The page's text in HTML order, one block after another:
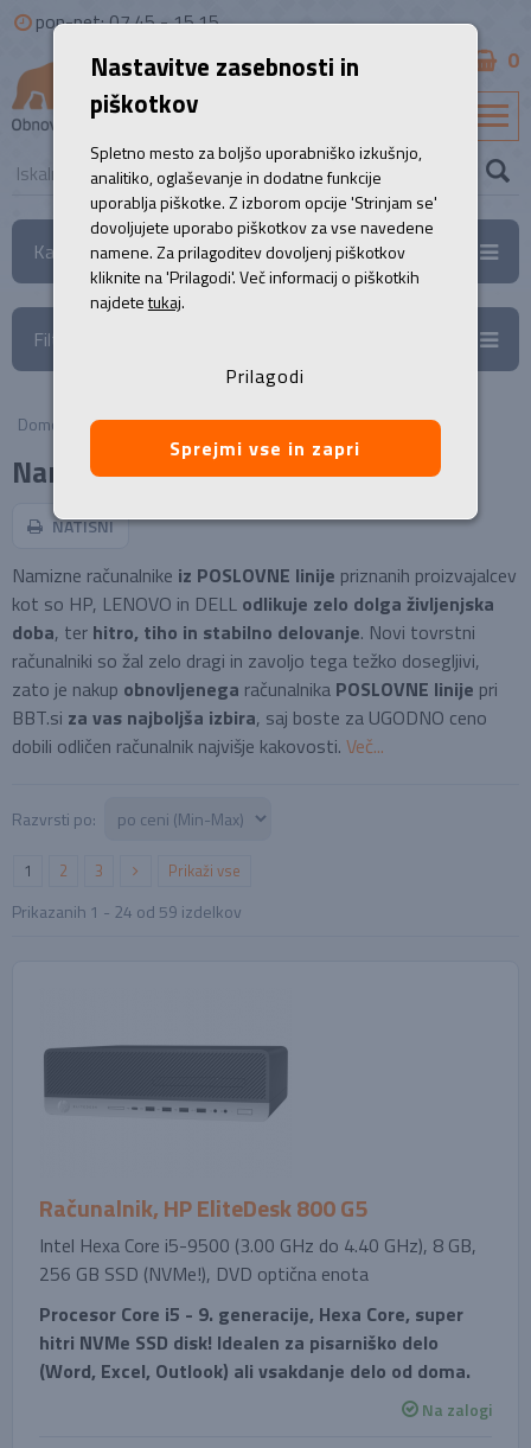
pon-pet: 07.45 - 15.15
0
Kategorije
Filtri
Domov / Namizni računalniki
Namizni računalniki
NATISNI
Namizne računalnike iz POSLOVNE linije priznanih proizvajalcev
kot so HP, LENOVO in DELL odlikuje zelo dolga življenjska
doba, ter hitro, tiho in stabilno delovanje. Novi tovrstni
računalniki so žal zelo dragi in zavoljo tega težko dosegljivi,
zato je nakup obnovljenega računalnika POSLOVNE linije pri
BBT.si za vas najboljša izbira, saj boste za UGODNO ceno
dobili odličen računalnik najvišje kakovosti. Več...
Razvrsti po:
1 2 3 Prikaži vse
Prikazanih 1 - 24 od 59 izdelkov
Računalnik, HP EliteDesk 800 G5
Intel Hexa Core i5-9500 (3.00 GHz do 4.40 GHz), 8 GB,
256 GB SSD (NVMe!), DVD optična enota
Procesor Core i5 - 9. generacije, Hexa Core, super
hitri NVMe SSD disk! Idealen za pisarniško delo
(Word, Excel, Outlook) ali vsakdanje delo od doma.
Na zalogi
Nastavitve zasebnosti in
piškotkov
Spletno mesto za boljšo uporabniško izkušnjo,
analitiko, oglaševanje in dodatne funkcije
uporablja piškotke. Z izborom opcije 'Strinjam se'
dovoljujete uporabo piškotkov za vse navedene
namene. Za prilagoditev dovoljenj piškotkov
kliknite na 'Prilagodi'. Več informacij o piškotkih
najdetetukaj.
Prilagodi
Sprejmi vse in zapri